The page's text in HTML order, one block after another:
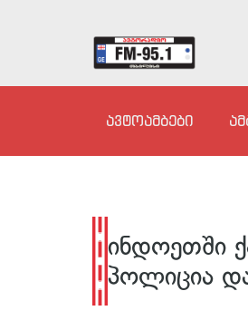
ავტოამბები
ინდოეთში
პოლიცია